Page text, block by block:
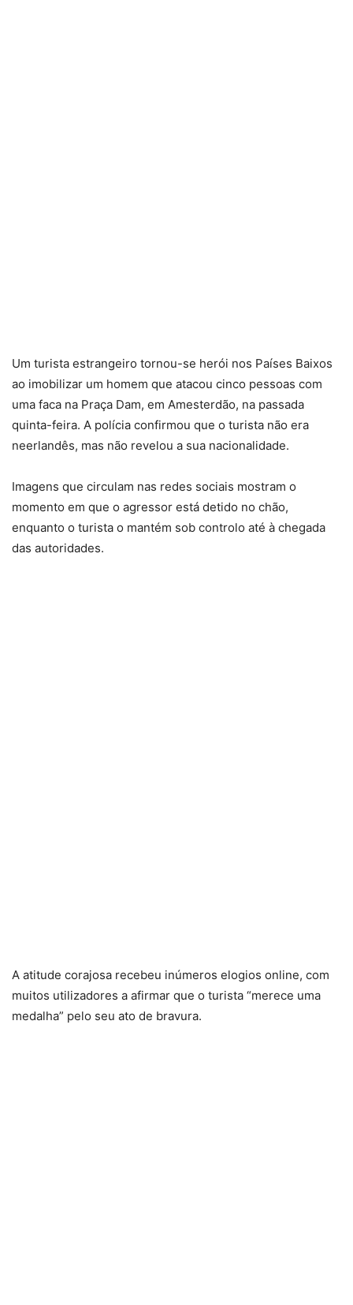
Um turista estrangeiro tornou-se herói nos Países Baixos
ao imobilizar um homem que atacou cinco pessoas com
uma faca na Praça Dam, em Amesterdão, na passada
quinta-feira. A polícia confirmou que o turista não era
neerlandês, mas não revelou a sua nacionalidade.
Imagens que circulam nas redes sociais mostram o
momento em que o agressor está detido no chão,
enquanto o turista o mantém sob controlo até à chegada
das autoridades.
A atitude corajosa recebeu inúmeros elogios online, com
muitos utilizadores a afirmar que o turista “merece uma
medalha” pelo seu ato de bravura.